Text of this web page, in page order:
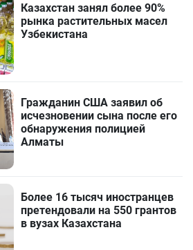
Казахстан занял более 90%
рынка растительных масел
Узбекистана
Гражданин США заявил об
исчезновении сына после его
обнаружения полицией
Алматы
Более 16 тысяч иностранцев
претендовали на 550 грантов
в вузах Казахстана